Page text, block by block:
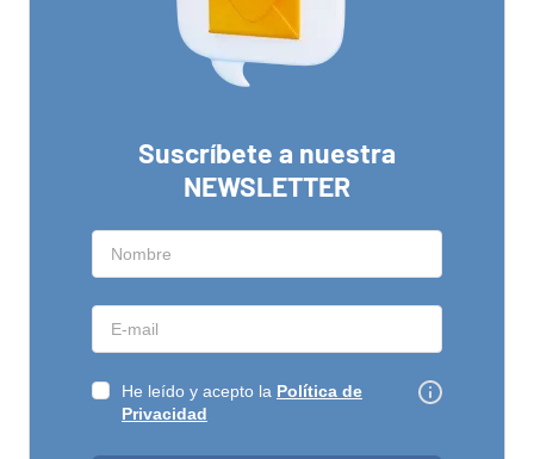
Suscríbete a nuestra
NEWSLETTER
He leído y acepto la Política de
Privacidad